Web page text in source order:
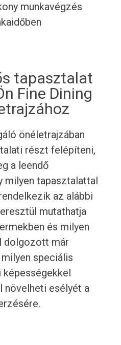
munkavégzés
tapasztalat
Fine Dining
önéletrajzában
részt felépíteni,
a leendő
milyen tapasztalattal
az alábbi
mutathatja
és milyen
dolgozott már
speciális
növelheti esélyét a